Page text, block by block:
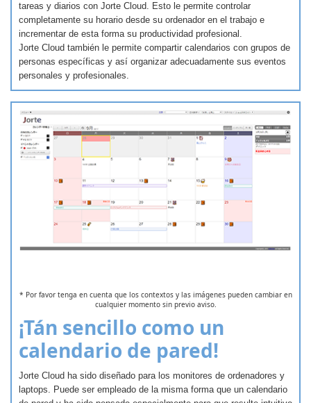
tareas y diarios con Jorte Cloud. Esto le permite controlar
completamente su horario desde su ordenador en el trabajo e
incrementar de esta forma su productividad profesional.
Jorte Cloud también le permite compartir calendarios con grupos de
personas específicas y así organizar adecuadamente sus eventos
personales y profesionales.
* Por favor tenga en cuenta que los contextos y las imágenes pueden cambiar en
cualquier momento sin previo aviso.
¡Tán sencillo como un
calendario de pared!
Jorte Cloud ha sido diseñado para los monitores de ordenadores y
laptops. Puede ser empleado de la misma forma que un calendario